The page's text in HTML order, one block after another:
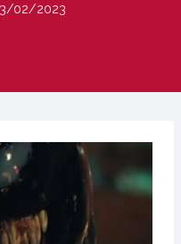
02/2023